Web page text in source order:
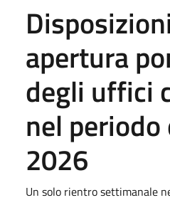
apertura
degli uffici
nel
2026
Un solo rientro settimanale